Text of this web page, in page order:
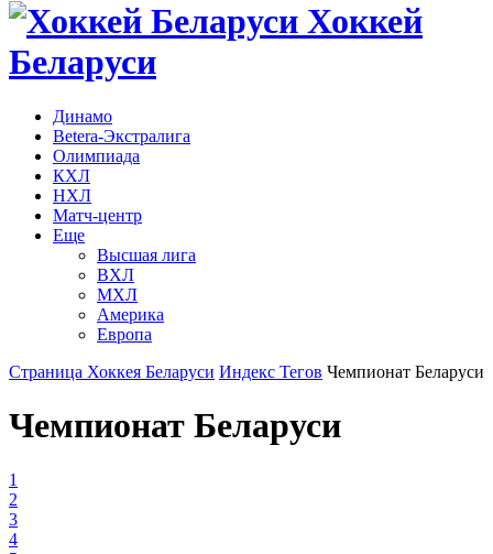
Хоккей
Беларуси
Динамо
Betera-Экстралига
Олимпиада
КХЛ
НХЛ
Матч-центр
Еще
Высшая лига
ВХЛ
МХЛ
Америка
Европа
Страница Хоккея Беларуси Индекс Тегов Чемпионат Беларуси
Чемпионат Беларуси
1
2
3
4